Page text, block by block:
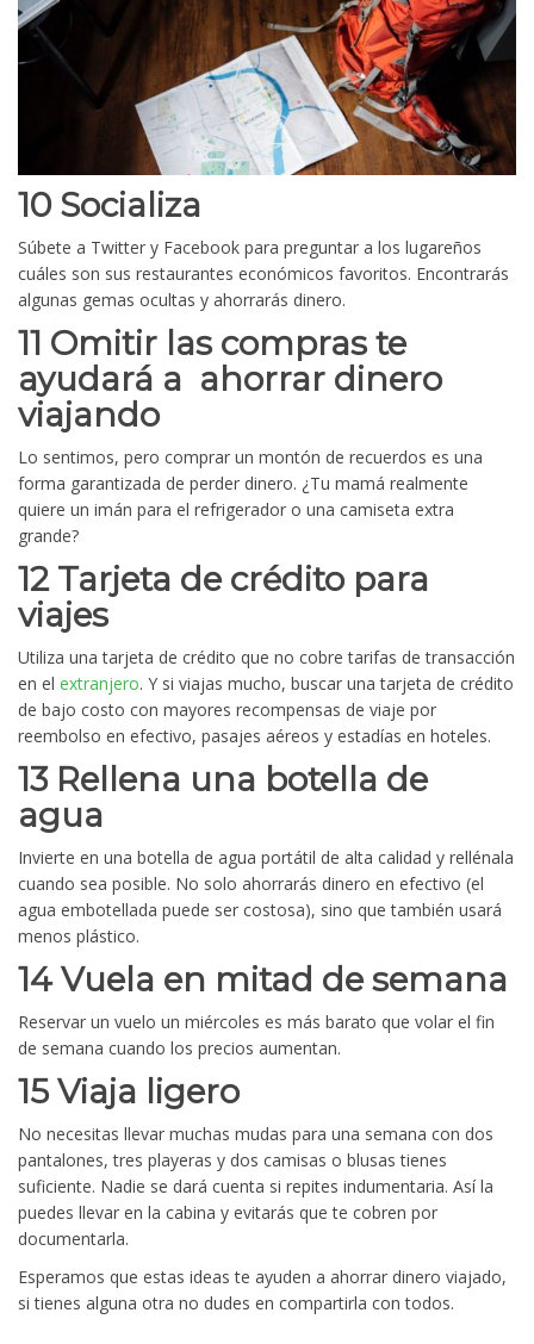
10 Socializa
Súbete a Twitter y Facebook para preguntar a los lugareños
cuáles son sus restaurantes económicos favoritos. Encontrarás
algunas gemas ocultas y ahorrarás dinero.
11 Omitir las compras te
ayudará a ahorrar dinero
viajando
Lo sentimos, pero comprar un montón de recuerdos es una
forma garantizada de perder dinero. ¿Tu mamá realmente
quiere un imán para el refrigerador o una camiseta extra
grande?
12 Tarjeta de crédito para
viajes
Utiliza una tarjeta de crédito que no cobre tarifas de transacción
en el extranjero. Y si viajas mucho, buscar una tarjeta de crédito
de bajo costo con mayores recompensas de viaje por
reembolso en efectivo, pasajes aéreos y estadías en hoteles.
13 Rellena una botella de
agua
Invierte en una botella de agua portátil de alta calidad y rellénala
cuando sea posible. No solo ahorrarás dinero en efectivo (el
agua embotellada puede ser costosa), sino que también usará
menos plástico.
14 Vuela en mitad de semana
Reservar un vuelo un miércoles es más barato que volar el fin
de semana cuando los precios aumentan.
15 Viaja ligero
No necesitas llevar muchas mudas para una semana con dos
pantalones, tres playeras y dos camisas o blusas tienes
suficiente. Nadie se dará cuenta si repites indumentaria. Así la
puedes llevar en la cabina y evitarás que te cobren por
documentarla.
Esperamos que estas ideas te ayuden a ahorrar dinero viajado,
si tienes alguna otra no dudes en compartirla con todos.